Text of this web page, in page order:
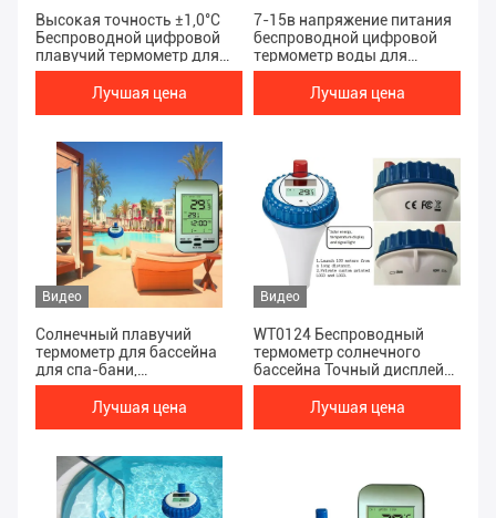
Высокая точность ±1,0°C
Беспроводной цифровой
плавучий термометр для
бассейна и аквариума
Лучшая цена
7-15в напряжение питания
беспроводной цифровой
термометр воды для
температуры бассейна
Лучшая цена
Видео
Солнечный плавучий
термометр для бассейна
для спа-бани,
аквариумного водоема,
рыбного водоема
Лучшая цена
Видео
WT0124 Беспроводный
термометр солнечного
бассейна Точный дисплей
температуры для открытых
бассейновЛучшая цена